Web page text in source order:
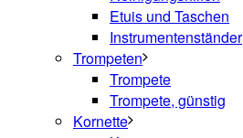
Etuis und Taschen
Instrumentenständer
Trompeten
Trompete
Trompete, günstig
Kornette